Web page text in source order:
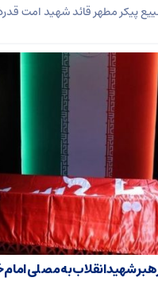
پیکر مطهر قائد شهید امت
شهید انقلاب به مصلی